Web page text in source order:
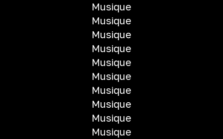
Musique
Musique
Musique
Musique
Musique
Musique
Musique
Musique
Musique
Musique